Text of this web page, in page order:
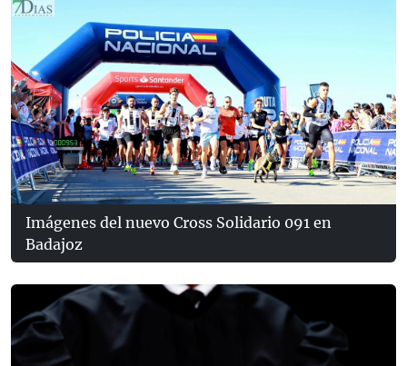
Imágenes del nuevo Cross Solidario 091 en
Badajoz